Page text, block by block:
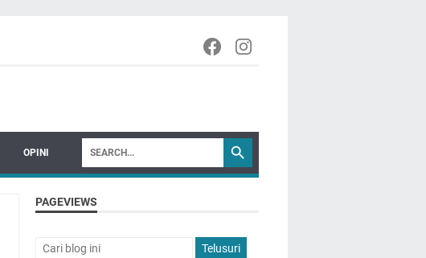
OPINI
PAGEVIEWS